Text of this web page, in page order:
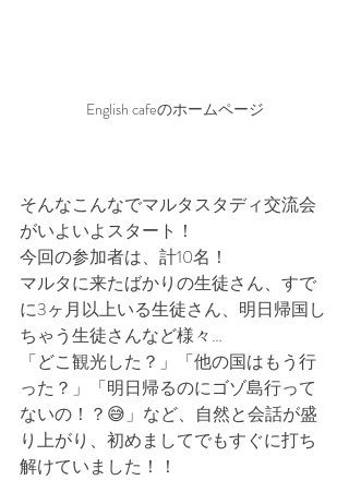
English cafeのホームページ
そんなこんなでマルタスタディ交流会
がいよいよスタート！
今回の参加者は、計10名！
マルタに来たばかりの生徒さん、すで
に3ヶ月以上いる生徒さん、明日帰国し
ちゃう生徒さんなど様々…
「どこ観光した？」「他の国はもう行
った？」「明日帰るのにゴゾ島行って
ないの！？😅」など、自然と会話が盛
り上がり、初めましてでもすぐに打ち
解けていました！！